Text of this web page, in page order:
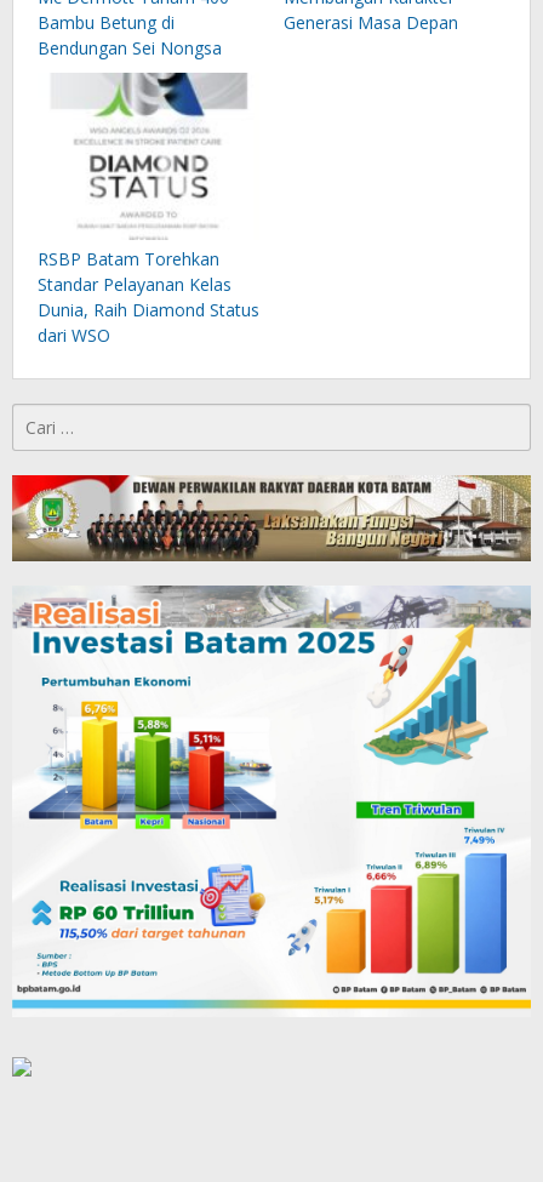
Bambu Betung di
Bendungan Sei Nongsa
Generasi Masa Depan
RSBP Batam Torehkan
Standar Pelayanan Kelas
Dunia, Raih Diamond Status
dari WSO
untuk: